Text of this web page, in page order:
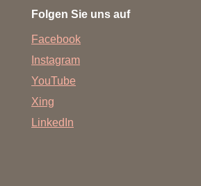
Folgen Sie uns auf
Facebook
Instagram
YouTube
Xing
LinkedIn